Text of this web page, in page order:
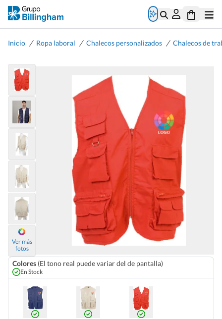
Inicio / Ropa laboral / Chalecos personalizados / Chalecos de
Ver más
fotos
Colores (El tono real puede variar del de pantalla)
En Stock